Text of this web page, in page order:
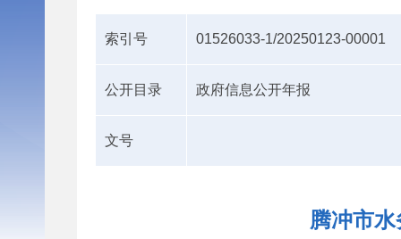
索引号 01526033-1/20250123-00001
公开目录 政府信息公开年报
文号
腾冲市